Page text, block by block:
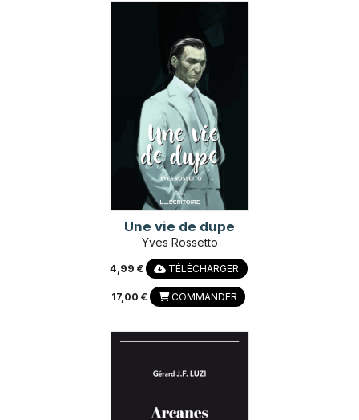
Une vie de dupe
Yves Rossetto
4,99 € TÉLÉCHARGER
17,00 € COMMANDER